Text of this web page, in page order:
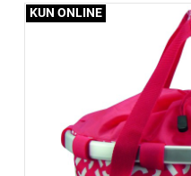
KUN ONLINE